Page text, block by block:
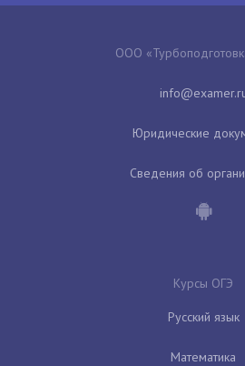
ООО
Юридические
Сведения об
Курсы ОГЭ
Русский язык
Математика